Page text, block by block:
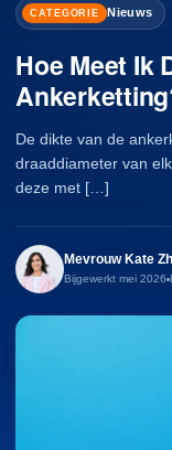
CATEGORIE Nieuws
Hoe Meet Ik
De dikte van de
draaddiameter van
deze met […]
Mevrouw Kate
Bijgewerkt mei 2026